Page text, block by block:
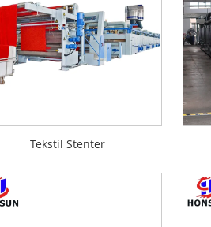
Tekstil Stenter